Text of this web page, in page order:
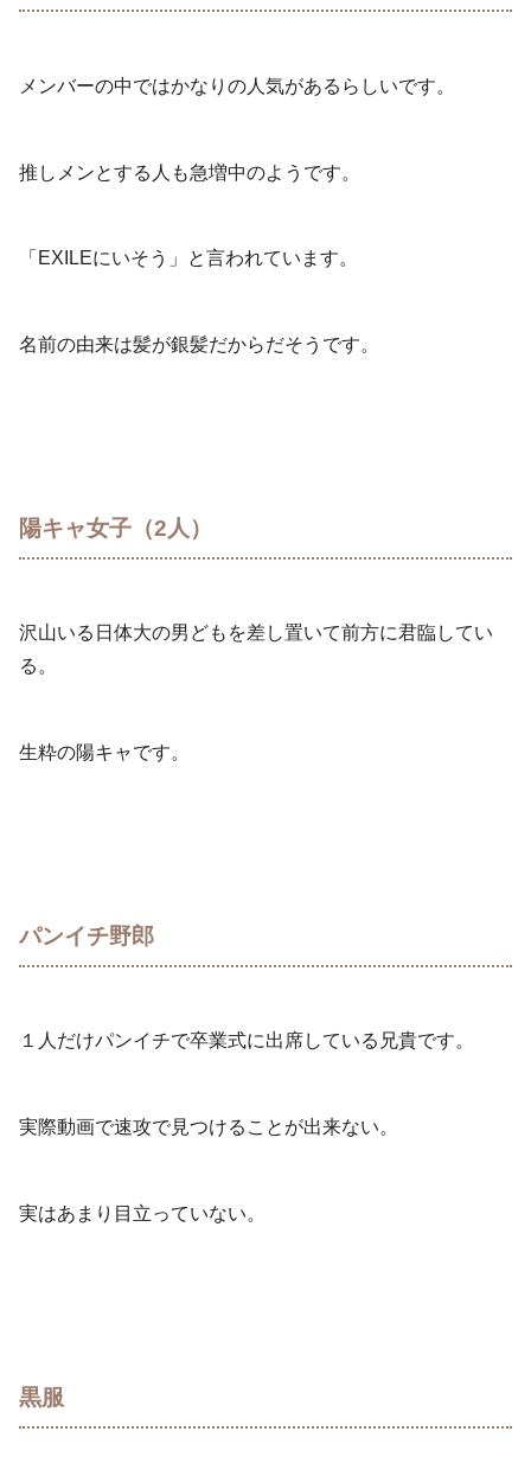
メンバーの中ではかなりの人気があるらしいです。
推しメンとする人も急増中のようです。
「EXILEにいそう」と言われています。
名前の由来は髪が銀髪だからだそうです。
陽キャ女子（2人）
沢山いる日体大の男どもを差し置いて前方に君臨してい
る。
生粋の陽キャです。
パンイチ野郎
１人だけパンイチで卒業式に出席している兄貴です。
実際動画で速攻で見つけることが出来ない。
実はあまり目立っていない。
黒服